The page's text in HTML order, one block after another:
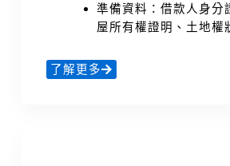
準備資料：借款人身分
屋所有權證明、土地權
了解更多